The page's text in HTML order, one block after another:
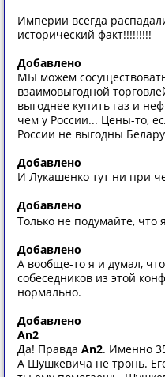
Империи всегда
исторический факт!!!!!!!!!
Добавлено
МЫ можем
взаимовыгодной
выгоднее купить газ и
чем у России... Цены-то,
России не выгодны
Добавлено
И Лукашенко тут ни при
Добавлено
Только не подумайте, что
Добавлено
А вообще-то я и думал,
собеседников из этой
нормально.
Добавлено
An2
Да! Правда An2. Именно
А Шушкевича не тронь.